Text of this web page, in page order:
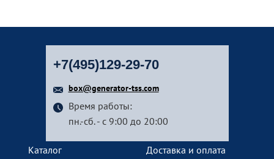
+7(495)129-29-70
box@generator-tss.com
Время работы:
пн.-сб. - с 9:00 до 20:00
Каталог
Доставка и оплата